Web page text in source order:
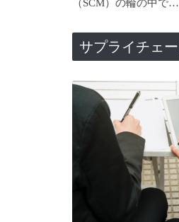
（SCM）の輪の中で…